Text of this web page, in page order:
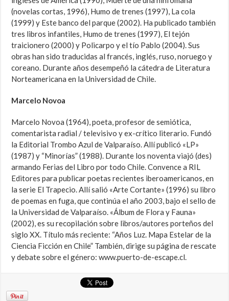
(novelas cortas, 1996), Humo de trenes (1997), La cola
(1999) y Este banco del parque (2002). Ha publicado también
tres libros infantiles, Humo de trenes (1997), El tejón
traicionero (2000) y Policarpo y el tío Pablo (2004). Sus
obras han sido traducidas al francés, inglés, ruso, noruego y
coreano. Durante años desempeñó la cátedra de Literatura
Norteamericana en la Universidad de Chile.
Marcelo Novoa
Marcelo Novoa (1964), poeta, profesor de semiótica,
comentarista radial / televisivo y ex-crítico literario. Fundó
la Editorial Trombo Azul de Valparaíso. Allí publicó «LP»
(1987) y “Minorías” (1988). Durante los noventa viajó (des)
armando Ferias del Libro por todo Chile. Convence a RIL
Editores para publicar poetas recientes iberoamericanos, en
la serie El Trapecio. Allí salió «Arte Cortante» (1996) su libro
de poemas en fuga, que continúa el año 2003, bajo el sello de
la Universidad de Valparaíso. «Álbum de Flora y Fauna»
(2002), es su recopilación sobre libros/autores porteños del
siglo XX. Título más reciente: “Años Luz. Mapa Estelar de la
Ciencia Ficción en Chile” También, dirige su página de rescate
y debate sobre el género: www.puerto-de-escape.cl.